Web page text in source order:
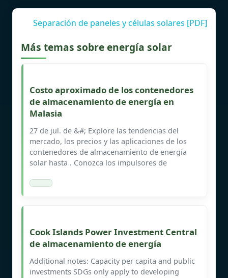
Separación de paneles y células solares [PDF]
Más temas sobre energía solar
Costo aproximado de los contenedores
de almacenamiento de energía en
Malasia
27 de jul. de &#; Explore las tendencias del
mercado, los precios y las aplicaciones de los
contenedores de almacenamiento de energía
solar hasta . Conozca los impulsores de
Cook Islands Power Investment Central
de almacenamiento de energía
Additional notes: Capacity per capita and public
investments SDGs only apply to developing